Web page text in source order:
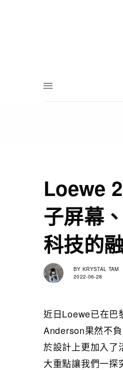
Loewe
子屏幕
科技的
BY KRYSTAL TAM
2022-06-28
近日Loewe已在巴
Anderson果然不
於設計上更加入了
大重點讓我們一探